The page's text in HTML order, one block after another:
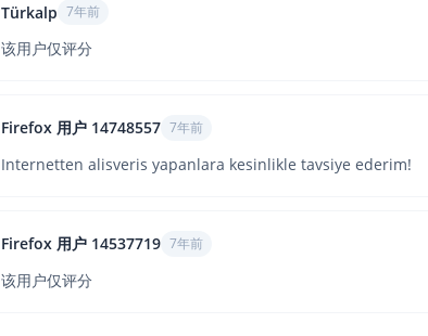
Türkalp 7年前
该用户仅评分
Firefox 用户 14748557 7年前
Internetten alisveris yapanlara kesinlikle tavsiye ederim!
Firefox 用户 14537719 7年前
该用户仅评分